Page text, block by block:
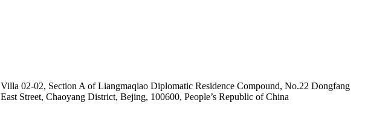
Villa 02-02, Section A of Liangmaqiao Diplomatic Residence Compound, No.22 Dongfang
East Street, Chaoyang District, Bejing, 100600, People’s Republic of China